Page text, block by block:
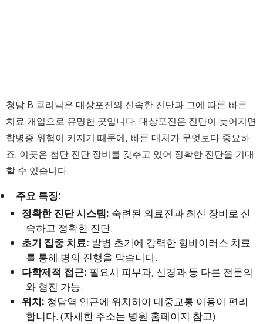
청담 B 클리닉은 대상포진의 신속한 진단과 그에 따른 빠른
치료 개입으로 유명한 곳입니다. 대상포진은 진단이 늦어지면
합병증 위험이 커지기 때문에, 빠른 대처가 무엇보다 중요하
죠. 이곳은 첨단 진단 장비를 갖추고 있어 정확한 진단을 기대
할 수 있습니다.
주요 특징:
정확한 진단 시스템: 숙련된 의료진과 최신 장비로 신
속하고 정확한 진단.
초기 집중 치료: 발병 초기에 강력한 항바이러스 치료
를 통해 병의 진행을 막습니다.
다학제적 접근: 필요시 피부과, 신경과 등 다른 전문의
와 협진 가능.
위치: 청담역 인근에 위치하여 대중교통 이용이 편리
합니다. (자세한 주소는 병원 홈페이지 참고)